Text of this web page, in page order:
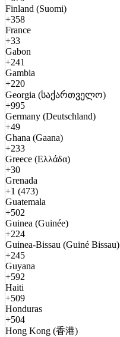
Finland (Suomi)
+358
France
+33
Gabon
+241
Gambia
+220
Georgia (საქართველო)
+995
Germany (Deutschland)
+49
Ghana (Gaana)
+233
Greece (Ελλάδα)
+30
Grenada
+1 (473)
Guatemala
+502
Guinea (Guinée)
+224
Guinea-Bissau (Guiné Bissau)
+245
Guyana
+592
Haiti
+509
Honduras
+504
Hong Kong (香港)